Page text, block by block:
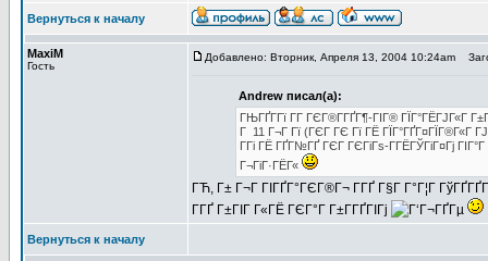
Вернуться к началу
MaxiM
Гость
Добавлено: Вторник, Апреля 13, 2004 10:24am
Andrew писал(а):
ГЊГҐГ­Гї Г­Г ГЄГ®Г­ГҐГ¶-ГІГ® ГЇГ°ГЁГЈГ«Г
Г 11 Г¬Г Гї (ГЄГ ГЄ Гї ГЁ ГЇГ°ГҐГ¤ГЇГ®Г«Г
Г­Гі ГЁ ГҐГ№ГҐ ГЄГ ГЄГіГѕ-Г­ГЁГЎГіГ¤Гј
Г¬ГіГ·ГЁГ«
ГЋ, Г± Г¬Г ГІГҐГ°ГЄГ®Г¬ Г­ГҐ Г§Г Г°Г¦Г
Г­ГҐ Г±ГІГ Г«ГЁ ГЄГ°Г Г±Г­ГҐГІГј
Вернуться к началу